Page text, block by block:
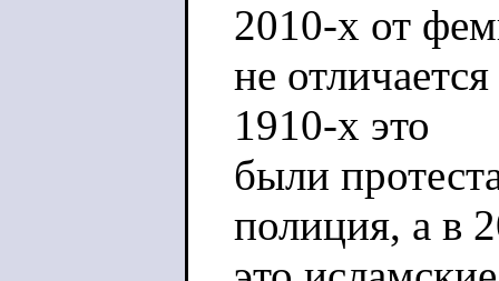
2010-х от
не
1910-х это
были
полиция, а в